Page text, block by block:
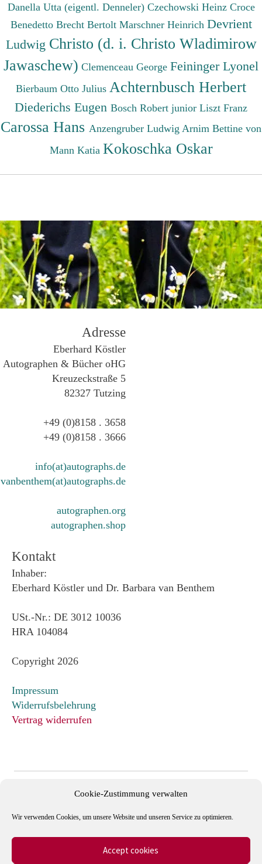
Cookie-Zustimmung verwalten
Wir verwenden Cookies, um unsere Website und unseren Service zu optimieren.
Accept cookies
Danella Utta (eigentl. Denneler) Czechowski Heinz Croce
Benedetto Brecht Bertolt Marschner Heinrich Devrient
Ludwig Christo (d. i. Christo Wladimirow
Jawaschew) Clemenceau George Feininger Lyonel
Bierbaum Otto Julius Achternbusch Herbert
Diederichs Eugen Bosch Robert junior Liszt Franz
Carossa Hans Anzengruber Ludwig Arnim Bettine von
Mann Katia Kokoschka Oskar
Adresse
Eberhard Köstler
Autographen & Bücher oHG
Kreuzeckstraße 5
82327 Tutzing
+49 (0)8158 . 3658
+49 (0)8158 . 3666
info(at)autographs.de
vanbenthem(at)autographs.de
autographen.org
autographen.shop
Kontakt
Inhaber:
Eberhard Köstler und Dr. Barbara van Benthem
USt.-Nr.: DE 3012 10036
HRA 104084
Copyright 2026
Impressum
Widerrufsbelehrung
Vertrag widerrufen